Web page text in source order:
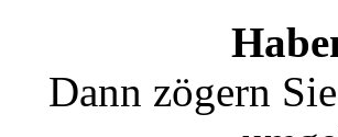
Dann zögern